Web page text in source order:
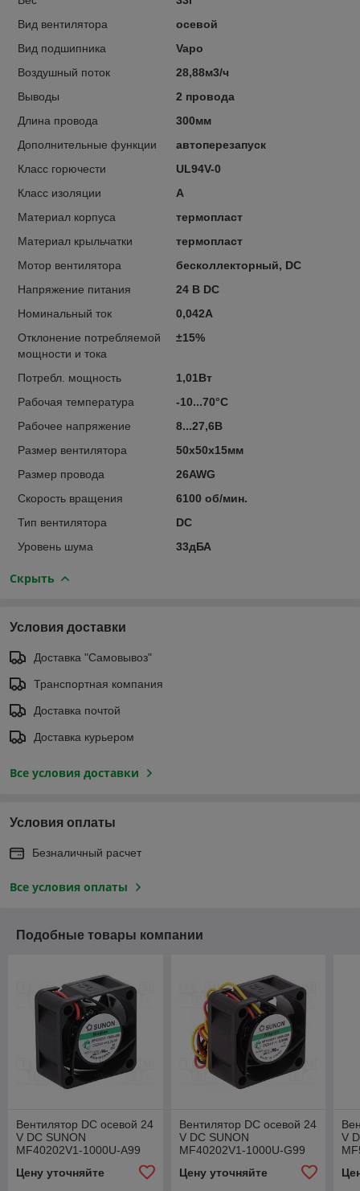
Вид вентилятора
осевой
Вид подшипника
Vapo
Воздушный поток
28,88м3/ч
Выводы
2 провода
Длина провода
300мм
Дополнительные функции
автоперезапуск
Класс горючести
UL94V-0
Класс изоляции
A
Материал корпуса
термопласт
Материал крыльчатки
термопласт
Мотор вентилятора
бесколлекторный, DC
Напряжение питания
24 В DC
Номинальный ток
0,042А
Отклонение потребляемой
мощности и тока
±15%
Потребл. мощность
1,01Вт
Рабочая температура
-10...70°C
Рабочее напряжение
8...27,6В
Размер вентилятора
50x50x15мм
Размер провода
26AWG
Скорость вращения
6100 об/мин.
Тип вентилятора
DC
Уровень шума
33дБА
Скрыть
Условия доставки
Доставка "Самовывоз"
Транспортная компания
Доставка почтой
Доставка курьером
Все условия доставки
Условия оплаты
Безналичный расчет
Все условия оплаты
Подобные товары компании
Вентилятор DC осевой 24
V DC SUNON
MF40202V1-1000U-A99
Цену уточняйте
Вентилятор DC осевой 24
V DC SUNON
MF40202V1-1000U-G99
Цену уточняйте
V